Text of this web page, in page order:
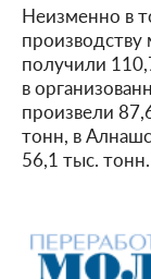
Неизменно в
получили
в
произвели
тонн, в
56,1 тыс. тонн.